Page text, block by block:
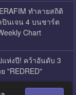
ทำลายสถิติ
นเจน 4 บนชาร์ต
Chart
ห่งปี! คว้าอันดับ 3
"REDRED"